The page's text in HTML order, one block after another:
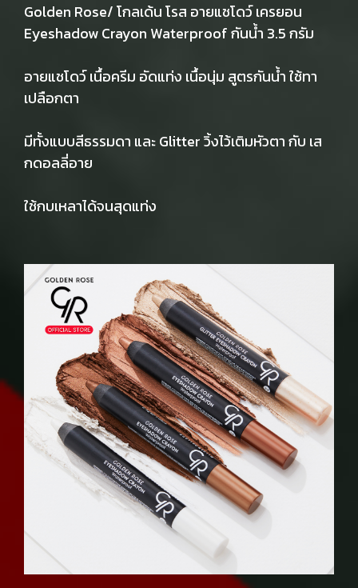
Golden Rose/ โกลเด้น โรส อายแชโดว์ เครยอน
Eyeshadow Crayon Waterproof กันน้ำ 3.5 กรัม
อายแชโดว์ เนื้อครีม อัดแท่ง เนื้อนุ่ม สูตรกันน้ำ ใช้ทา
เปลือกตา
มีทั้งแบบสีธรรมดา และ Glitter วิ้งไว้เติมหัวตา กับ เส
กดอลลี่อาย
ใช้กบเหลาได้จนสุดแท่ง